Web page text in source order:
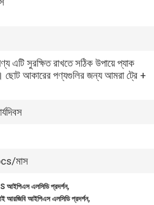
এটি সুরক্ষিত রাখতে সঠিক উপায়ে প্যাক
ছোট আকারের পণ্যগুলির জন্য আমরা ট্রে +
মাস
এলসিডি প্রদর্শন,
আইপিএস এলসিডি প্রদর্শন,